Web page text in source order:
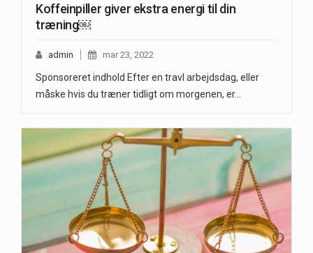
Koffeinpiller giver ekstra energi til din
træning￼
admin mar 23, 2022
Sponsoreret indhold Efter en travl arbejdsdag, eller
måske hvis du træner tidligt om morgenen, er…